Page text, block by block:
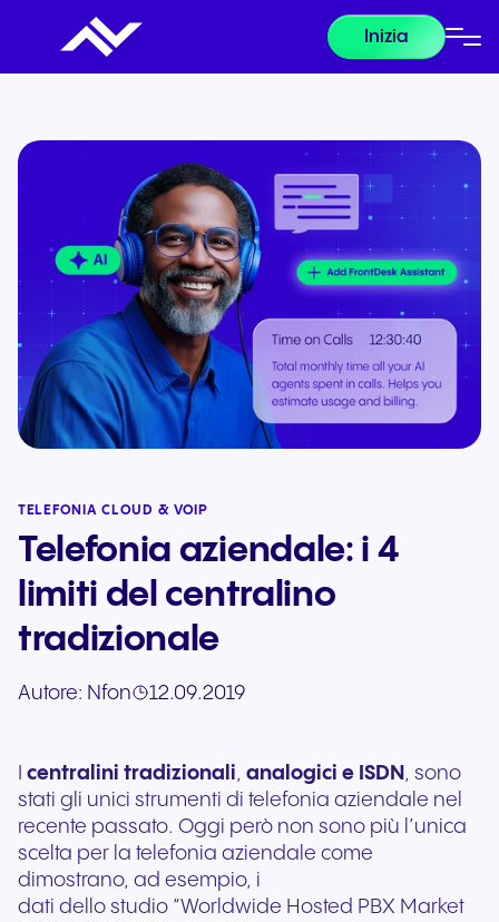
Inizia
TELEFONIA CLOUD & VOIP
Telefonia aziendale: i 4
limiti del centralino
tradizionale
Autore: Nfon 12.09.2019
centralini tradizionali, analogici e ISDN , sono
stati gli unici strumenti di telefonia aziendale nel
recente passato. Oggi però non sono più l’unica
scelta per la telefonia aziendale come
dimostrano, ad esempio, i
dati dello studio “Worldwide Hosted PBX Market